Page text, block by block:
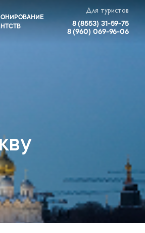
Для туристов
8 (8553) 31-59-75
8 (960) 069-96-06